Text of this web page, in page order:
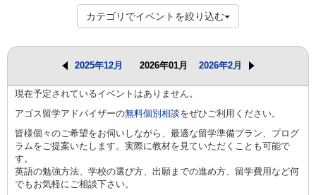
カテゴリでイベントを絞り込む
2025年12月 2026年01月 2026年2月
現在予定されているイベントはありません。
アゴス留学アドバイザーの無料個別相談をぜひご利用ください。
皆様個々のご希望をお伺いしながら、最適な留学準備プラン、プログ
ラムをご提案いたします。実際に教材を見ていただくことも可能で
す。
英語の勉強方法、学校の選び方、出願までの進め方、留学費用など何
でもお気軽にご相談下さい。